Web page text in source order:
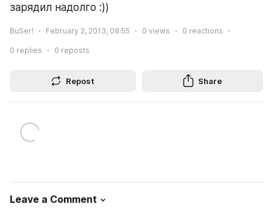
зарядил надолго :))
BuSer! February 2, 2013, 08:55 0 views 0 reactions
0 replies 0 reposts
Repost Share
Leave a Comment